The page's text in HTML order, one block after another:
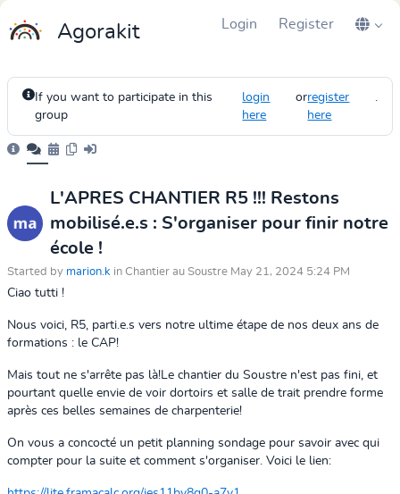
Agorakit Login Register
If you want to participate in this
group
login
here
orregister
here
.
L'APRES CHANTIER R5 !!! Restons
mobilisé.e.s : S'organiser pour finir notre
école !
Started by marion.k in Chantier au Soustre May 21, 2024 5:24 PM
Ciao tutti !
Nous voici, R5, parti.e.s vers notre ultime étape de nos deux ans de
formations : le CAP!
Mais tout ne s'arrête pas là!Le chantier du Soustre n'est pas fini, et
pourtant quelle envie de voir dortoirs et salle de trait prendre forme
après ces belles semaines de charpenterie!
On vous a concocté un petit planning sondage pour savoir avec qui
compter pour la suite et comment s'organiser. Voici le lien: